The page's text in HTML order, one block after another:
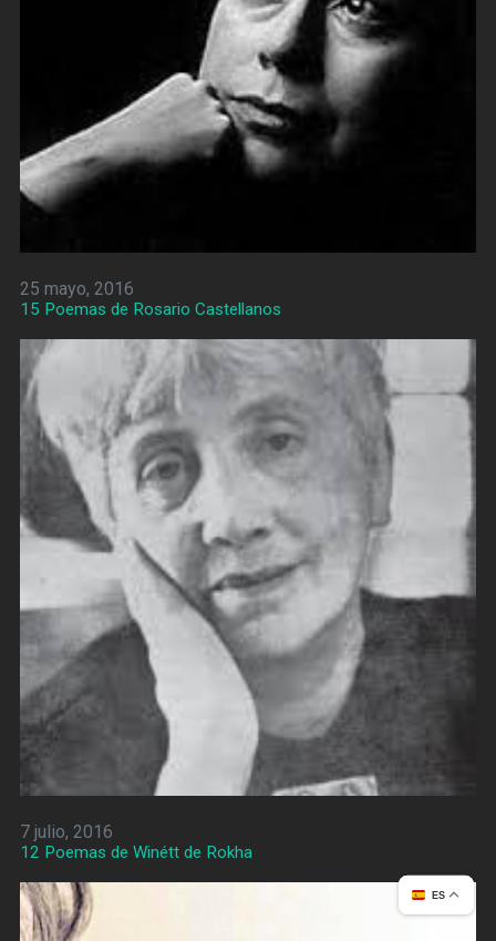
25 mayo, 2016
15 Poemas de Rosario Castellanos
7 julio, 2016
12 Poemas de Winétt de Rokha
ES